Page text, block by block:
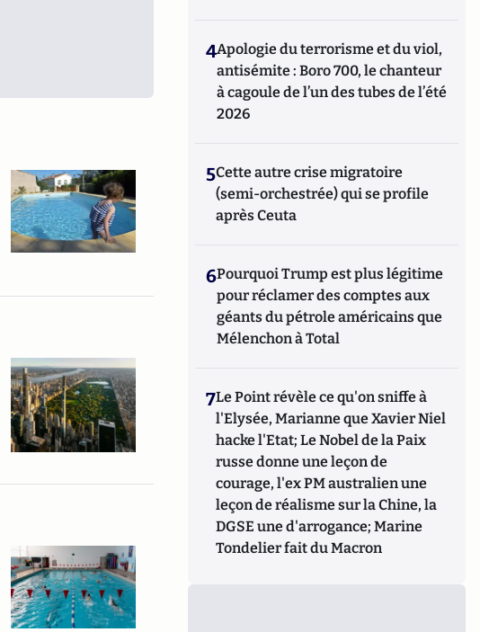
4Apologie du terrorisme et du viol,
antisémite : Boro 700, le chanteur
à cagoule de l’un des tubes de l’été
2026
5Cette autre crise migratoire
(semi-orchestrée) qui se profile
après Ceuta
6Pourquoi Trump est plus légitime
pour réclamer des comptes aux
géants du pétrole américains que
Mélenchon à Total
7Le Point révèle ce qu'on sniffe à
l'Elysée, Marianne que Xavier Niel
hacke l'Etat; Le Nobel de la Paix
russe donne une leçon de
courage, l'ex PM australien une
leçon de réalisme sur la Chine, la
DGSE une d'arrogance; Marine
Tondelier fait du Macron